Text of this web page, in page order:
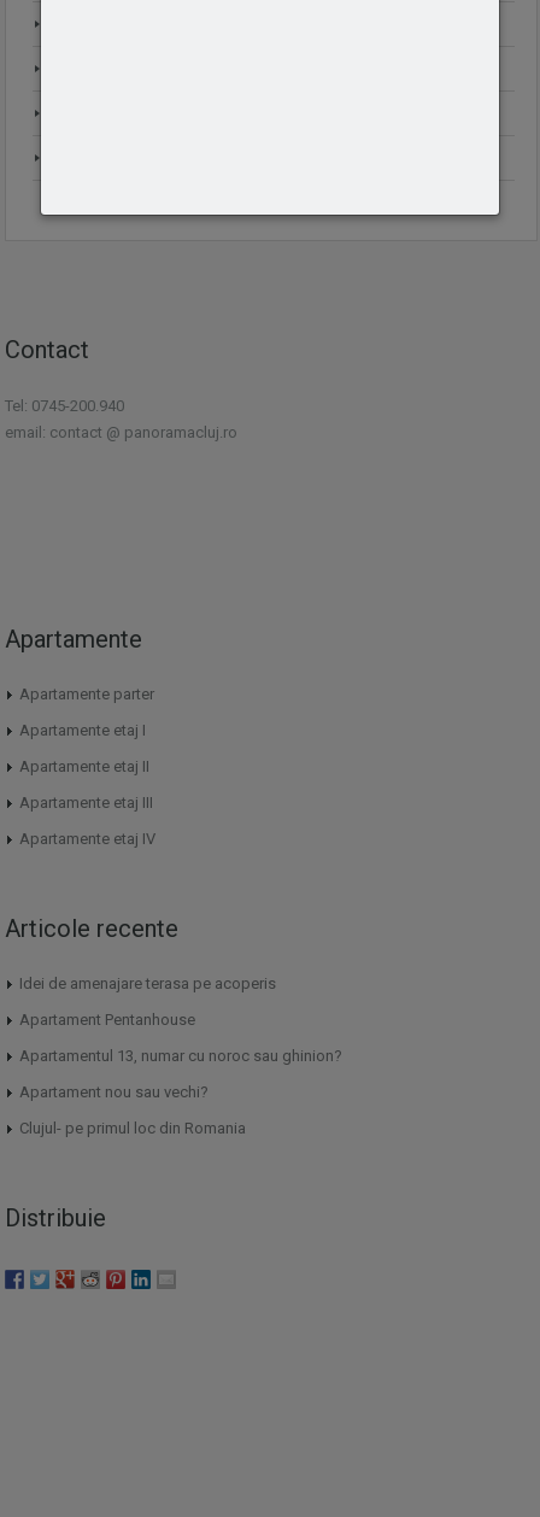
Contact
Tel: 0745-200.940
email: contact @ panoramacluj.ro
Apartamente
Apartamente parter
Apartamente etaj I
Apartamente etaj II
Apartamente etaj III
Apartamente etaj IV
Articole recente
Idei de amenajare terasa pe acoperis
Apartament Pentanhouse
Apartamentul 13, numar cu noroc sau ghinion?
Apartament nou sau vechi?
Clujul- pe primul loc din Romania
Distribuie